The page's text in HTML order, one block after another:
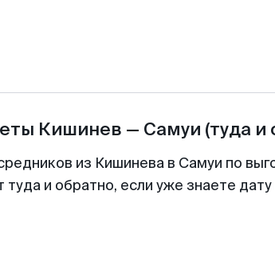
Кишинев — Самуи (туда и
из Кишинева в Самуи по
и обратно, если уже знаете